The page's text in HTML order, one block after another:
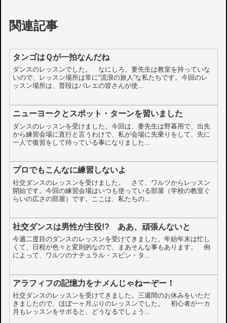
関連記事
タンゴはＱが一拍なんだね
ダンスのレッスンでした。 なにしろ、妻先生は教室を持っていな
いので、レッスン場所は常に“流浪の旅人”な私たちです。今回のレ
ッスン場所は、普段はバレエの皆さんが使...
ニューヨークとスポット・ターンを習いました
ダンスのレッスンを受けました。今回は、妻先生は野暮用で、出先
から練習会場に直行と言うわけで、私が会場に先乗りをして、先に
一人で復習をして待っている事になりました...
プロでもこんなに練習しないよ
社交ダンスのレッスンを受けました。 さて、ワルツからレッスン
開始です。今回の練習会場はいつも使っている部屋（学校の教室ぐ
らいの広さの部屋）です。ここは、私たちの...
社交ダンスは男性が主役!? ああ、頑張んないと
今週二度目のダンスのレッスンを受けてきました。年始年末は忙し
くて、日程が色々と変則的なので、まあそんな事もあります。 例
によって、ワルツのナチュラル・スピン・タ...
アラフィフの記憶力をナメんじゃねーぞー！
社交ダンスのレッスンを受けてきました。三週間のお休みをいただ
きましたので、ほぼ一ヶ月ぶりのレッスンでした。 初心者が一カ
月もレッスンをサボると、どうなるでしょう...